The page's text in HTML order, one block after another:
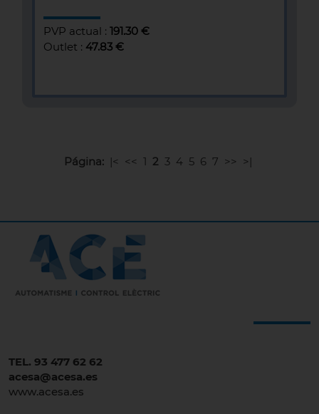
PVP actual : 191.30 €
Outlet : 47.83 €
Página: |< << 1 2 3 4 5 6 7 >> >|
TEL. 93 477 62 62
acesa@acesa.es
www.acesa.es